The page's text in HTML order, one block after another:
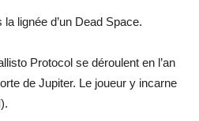
lignée d’un Dead Space.
Protocol se déroulent en l’an
de Jupiter. Le joueur y incarne
).